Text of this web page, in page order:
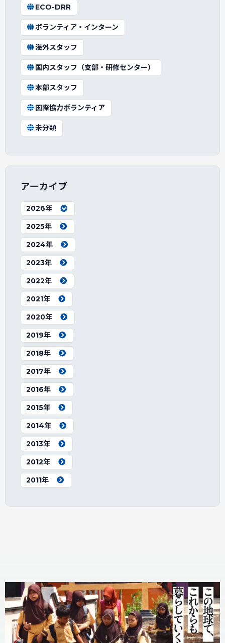
ECO-DRR
ボランティア・インターン
海外スタッフ
国内スタッフ（支部・研修センター）
本部スタッフ
国際協力ボランティア
未分類
アーカイブ
2026年
2025年
2024年
2023年
2022年
2021年
2020年
2019年
2018年
2017年
2016年
2015年
2014年
2013年
2012年
2011年